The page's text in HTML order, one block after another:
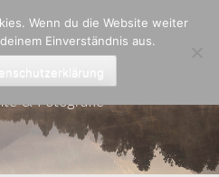
& Fotografie
Wenn du die Website weiter
Einverständnis aus.